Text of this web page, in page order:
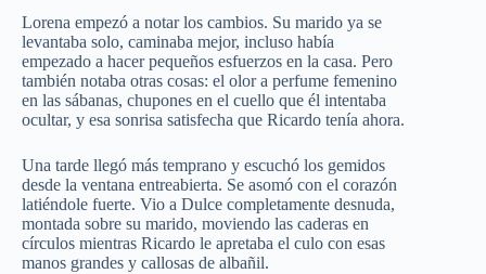
Lorena empezó a notar los cambios. Su marido ya se
levantaba solo, caminaba mejor, incluso había
empezado a hacer pequeños esfuerzos en la casa. Pero
también notaba otras cosas: el olor a perfume femenino
en las sábanas, chupones en el cuello que él intentaba
ocultar, y esa sonrisa satisfecha que Ricardo tenía ahora.
Una tarde llegó más temprano y escuchó los gemidos
desde la ventana entreabierta. Se asomó con el corazón
latiéndole fuerte. Vio a Dulce completamente desnuda,
montada sobre su marido, moviendo las caderas en
círculos mientras Ricardo le apretaba el culo con esas
manos grandes y callosas de albañil.